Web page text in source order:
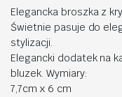
Elegancka broszka z
Świetnie pasuje do
stylizacji.
Elegancki dodatek na
bluzek. Wymiary:
7,7cm x 6 cm